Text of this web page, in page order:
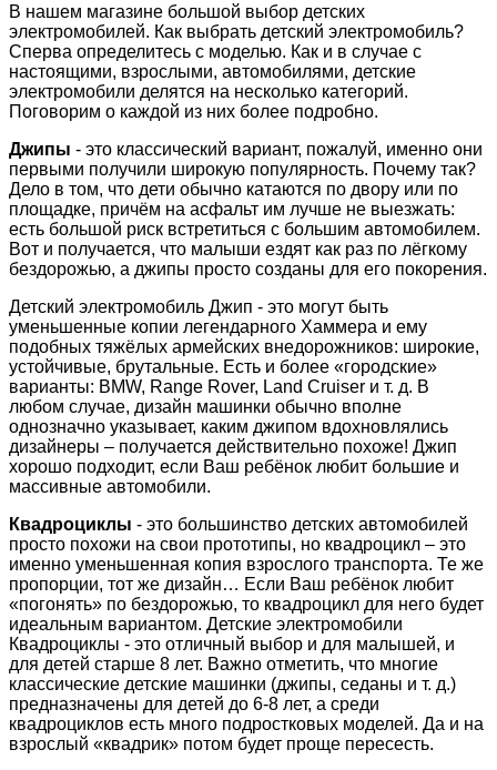
В нашем магазине большой выбор детских
электромобилей. Как выбрать детский электромобиль?
Сперва определитесь с моделью. Как и в случае с
настоящими, взрослыми, автомобилями, детские
электромобили делятся на несколько категорий.
Поговорим о каждой из них более подробно.
Джипы - это классический вариант, пожалуй, именно они
первыми получили широкую популярность. Почему так?
Дело в том, что дети обычно катаются по двору или по
площадке, причём на асфальт им лучше не выезжать:
есть большой риск встретиться с большим автомобилем.
Вот и получается, что малыши ездят как раз по лёгкому
бездорожью, а джипы просто созданы для его покорения.
Детский электромобиль Джип - это могут быть
уменьшенные копии легендарного Хаммера и ему
подобных тяжёлых армейских внедорожников: широкие,
устойчивые, брутальные. Есть и более «городские»
варианты: BMW, Range Rover, Land Cruiser и т. д. В
любом случае, дизайн машинки обычно вполне
однозначно указывает, каким джипом вдохновлялись
дизайнеры – получается действительно похоже! Джип
хорошо подходит, если Ваш ребёнок любит большие и
массивные автомобили.
Квадроциклы - это большинство детских автомобилей
просто похожи на свои прототипы, но квадроцикл – это
именно уменьшенная копия взрослого транспорта. Те же
пропорции, тот же дизайн… Если Ваш ребёнок любит
«погонять» по бездорожью, то квадроцикл для него будет
идеальным вариантом. Детские электромобили
Квадроциклы - это отличный выбор и для малышей, и
для детей старше 8 лет. Важно отметить, что многие
классические детские машинки (джипы, седаны и т. д.)
предназначены для детей до 6-8 лет, а среди
квадроциклов есть много подростковых моделей. Да и на
взрослый «квадрик» потом будет проще пересесть.